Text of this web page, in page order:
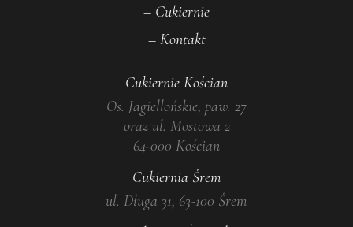
– Cukiernie
– Kontakt
Cukiernie Kościan
Os. Jagiellońskie, paw. 27
oraz ul. Mostowa 2
64-000 Kościan
Cukiernia Śrem
ul. Długa 31, 63-100 Śrem